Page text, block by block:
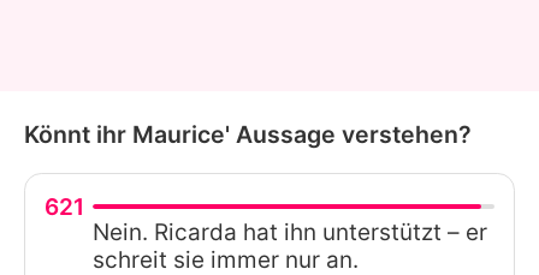
Könnt ihr Maurice' Aussage verstehen?
621
Nein. Ricarda hat ihn unterstützt – er
schreit sie immer nur an.